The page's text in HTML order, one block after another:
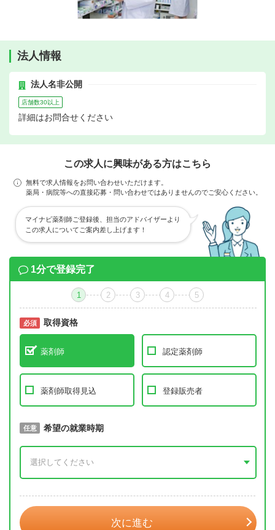
法人情報
法人名非公開
店舗数30以上
詳細はお問合せください
この求人に興味がある方はこちら
無料で求人情報をお問い合わせいただけます。
薬局・病院等への直接応募・問い合わせではありませんのでご安心ください。
マイナビ薬剤師ご登録後、担当のアドバイザーより
この求人についてご案内差し上げます！
1分で登録完了
1 2 3 4 5
必須 取得資格
薬剤師 認定薬剤師
薬剤師取得見込 登録販売者
必須 取得予定年
任意 希望の就業時期
次に進む